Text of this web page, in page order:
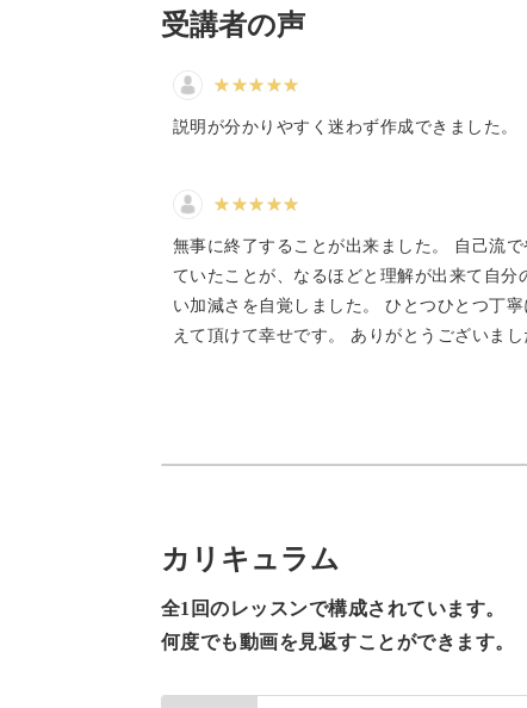
をこのレッスンで学んでいただけます
受講者の声
説明が分かりやすく迷わず作成できました。
無事に終了することが出来ました。 自己流で
ていたことが、なるほどと理解が出来て自分
い加減さを自覚しました。 ひとつひとつ丁寧
えて頂けて幸せです。 ありがとうございまし
カリキュラム
全1回のレッスンで構成されています。
何度でも動画を見返すことができます。